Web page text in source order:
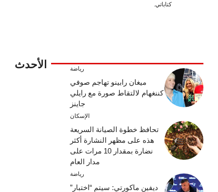
كتاباتي.
الأحدث رياضة
ميغان رابينو تهاجم صوفي
كننغهام لالتقاط صورة مع رايلي
جاينز
الإسكان
تحافظ خطوة الصيانة السريعة
هذه على مظهر النشارة أكثر
نضارة بمقدار 10 مرات على
مدار العام
رياضة
ديفين ماكورتي: سيتم “اختبار”